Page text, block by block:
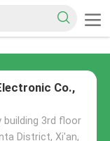
Co.,
building 3rd floor
District, Xi'an,